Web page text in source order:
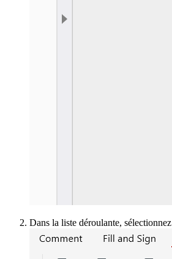
Dans la liste déroulante, sélectionnez